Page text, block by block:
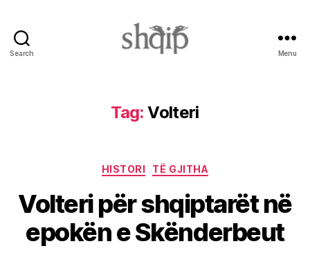
Search Menu
Tag: Volteri
Categories
HISTORI TË GJITHA
Volteri për shqiptarët në
epokën e Skënderbeut